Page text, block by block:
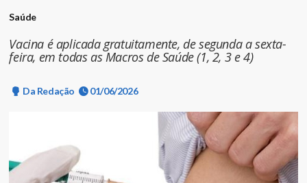
Saúde
Vacina é aplicada gratuitamente, de segunda a sexta-
feira, em todas as Macros de Saúde (1, 2, 3 e 4)
Da Redação 01/06/2026